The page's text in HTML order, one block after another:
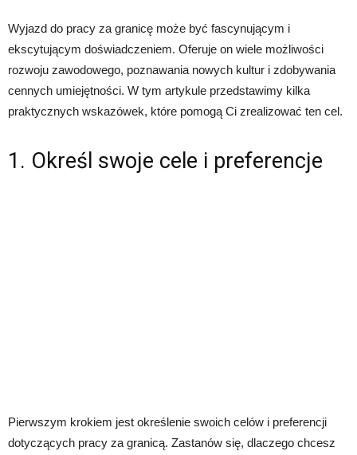
Wyjazd do pracy za granicę może być fascynującym i
ekscytującym doświadczeniem. Oferuje on wiele możliwości
rozwoju zawodowego, poznawania nowych kultur i zdobywania
cennych umiejętności. W tym artykule przedstawimy kilka
praktycznych wskazówek, które pomogą Ci zrealizować ten cel.
1. Określ swoje cele i preferencje
Pierwszym krokiem jest określenie swoich celów i preferencji
dotyczących pracy za granicą. Zastanów się, dlaczego chcesz